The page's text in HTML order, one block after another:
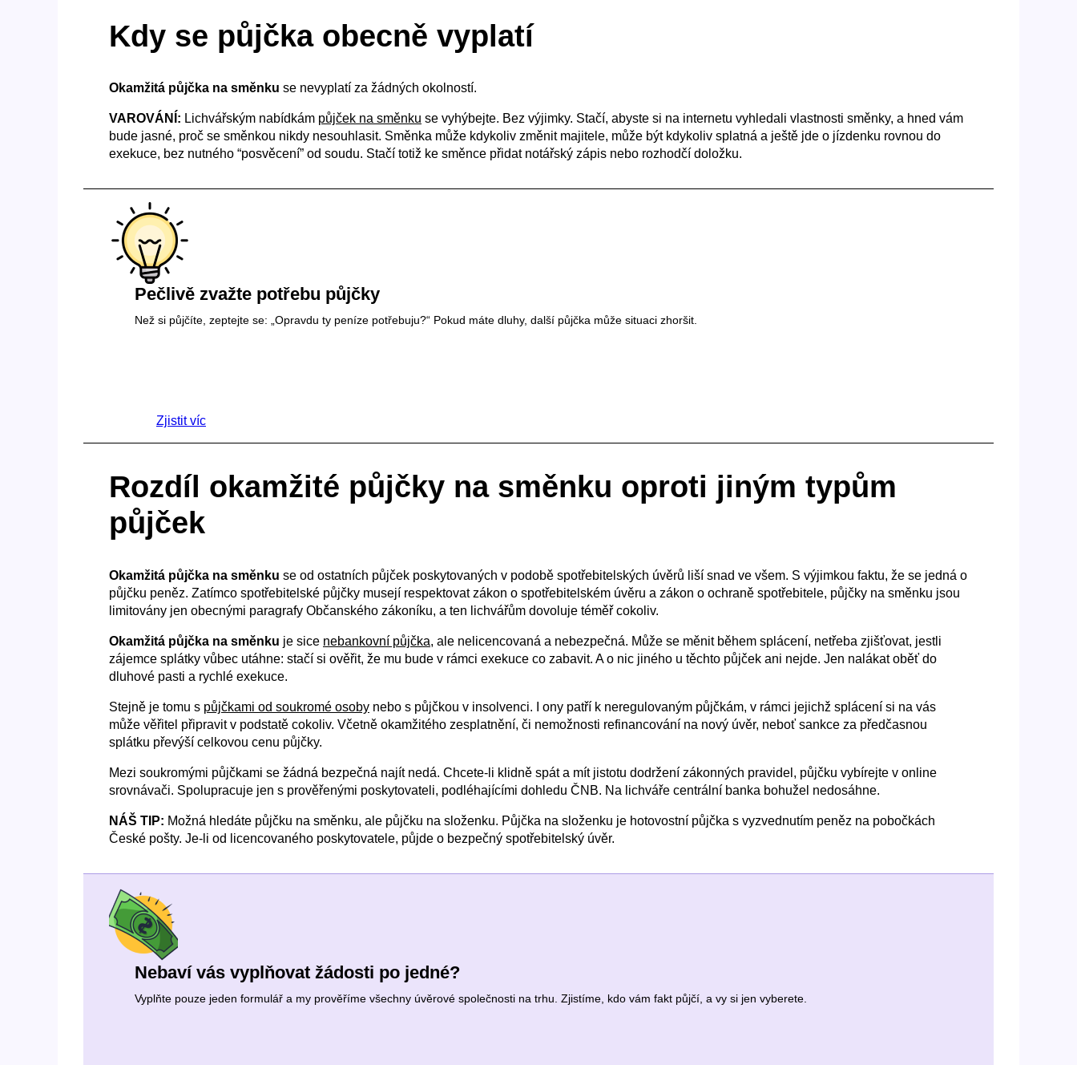
Kdy se půjčka obecně vyplatí
Okamžitá půjčka na směnku se nevyplatí za žádných okolností.
VAROVÁNÍ: Lichvářským nabídkám půjček na směnku se vyhýbejte. Bez výjimky. Stačí, abyste si na internetu vyhledali vlastnosti směnky, a hned vám
bude jasné, proč se směnkou nikdy nesouhlasit. Směnka může kdykoliv změnit majitele, může být kdykoliv splatná a ještě jde o jízdenku rovnou do
exekuce, bez nutného “posvěcení” od soudu. Stačí totiž ke směnce přidat notářský zápis nebo rozhodčí doložku.
Pečlivě zvažte potřebu půjčky
Než si půjčíte, zeptejte se: „Opravdu ty peníze potřebuju?“ Pokud máte dluhy, další půjčka může situaci zhoršit.
Zjistit víc
Rozdíl okamžité půjčky na směnku oproti jiným typům
půjček
Okamžitá půjčka na směnku se od ostatních půjček poskytovaných v podobě spotřebitelských úvěrů liší snad ve všem. S výjimkou faktu, že se jedná o
půjčku peněz. Zatímco spotřebitelské půjčky musejí respektovat zákon o spotřebitelském úvěru a zákon o ochraně spotřebitele, půjčky na směnku jsou
limitovány jen obecnými paragrafy Občanského zákoníku, a ten lichvářům dovoluje téměř cokoliv.
Okamžitá půjčka na směnku je sice nebankovní půjčka, ale nelicencovaná a nebezpečná. Může se měnit během splácení, netřeba zjišťovat, jestli
zájemce splátky vůbec utáhne: stačí si ověřit, že mu bude v rámci exekuce co zabavit. A o nic jiného u těchto půjček ani nejde. Jen nalákat oběť do
dluhové pasti a rychlé exekuce.
Stejně je tomu s půjčkami od soukromé osoby nebo s půjčkou v insolvenci. I ony patří k neregulovaným půjčkám, v rámci jejichž splácení si na vás
může věřitel připravit v podstatě cokoliv. Včetně okamžitého zesplatnění, či nemožnosti refinancování na nový úvěr, neboť sankce za předčasnou
splátku převýší celkovou cenu půjčky.
Mezi soukromými půjčkami se žádná bezpečná najít nedá. Chcete-li klidně spát a mít jistotu dodržení zákonných pravidel, půjčku vybírejte v online
srovnávači. Spolupracuje jen s prověřenými poskytovateli, podléhajícími dohledu ČNB. Na lichváře centrální banka bohužel nedosáhne.
NÁŠ TIP: Možná hledáte půjčku na směnku, ale půjčku na složenku. Půjčka na složenku je hotovostní půjčka s vyzvednutím peněz na pobočkách
České pošty. Je-li od licencovaného poskytovatele, půjde o bezpečný spotřebitelský úvěr.
Nebaví vás vyplňovat žádosti po jedné?
Vyplňte pouze jeden formulář a my prověříme všechny úvěrové společnosti na trhu. Zjistíme, kdo vám fakt půjčí, a vy si jen vyberete.